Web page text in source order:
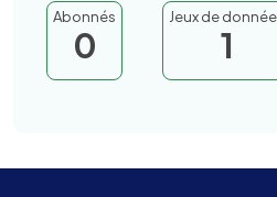
Abonnés
0
Jeux de
1